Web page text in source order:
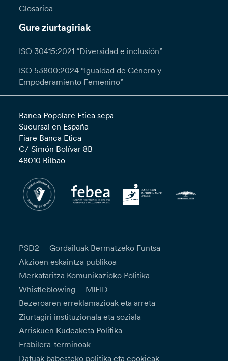
Glosarioa
Gure ziurtagiriak
ISO 30415:2021 “Diversidad e inclusión”
ISO 53800:2024 “Igualdad de Género y
Empoderamiento Femenino”
Banca Popolare Etica scpa
Sucursal en España
Fiare Banca Etica
C/ Simón Bolívar 8B
48010 Bilbao
PSD2
Gordailuak Bermatzeko Funtsa
Akzioen eskaintza publikoa
Merkataritza Komunikazioko Politika
Whistleblowing
MIFID
Bezeroaren erreklamazioak eta arreta
Ziurtagiri instituzionala eta soziala
Arriskuen Kudeaketa Politika
Erabilera-terminoak
Datuak babesteko politika eta cookieak